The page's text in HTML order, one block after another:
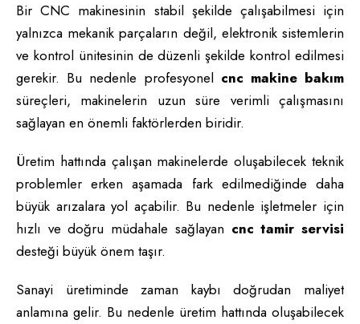
Bir CNC makinesinin stabil şekilde çalışabilmesi için
yalnızca mekanik parçaların değil, elektronik sistemlerin
ve kontrol ünitesinin de düzenli şekilde kontrol edilmesi
gerekir. Bu nedenle profesyonel cnc makine bakım
süreçleri, makinelerin uzun süre verimli çalışmasını
sağlayan en önemli faktörlerden biridir.
Üretim hattında çalışan makinelerde oluşabilecek teknik
problemler erken aşamada fark edilmediğinde daha
büyük arızalara yol açabilir. Bu nedenle işletmeler için
hızlı ve doğru müdahale sağlayan cnc tamir servisi
desteği büyük önem taşır.
Sanayi üretiminde zaman kaybı doğrudan maliyet
anlamına gelir. Bu nedenle üretim hattında oluşabilecek